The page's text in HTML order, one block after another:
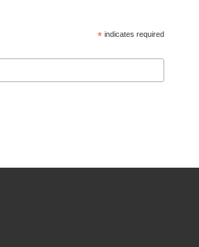
* indicates required